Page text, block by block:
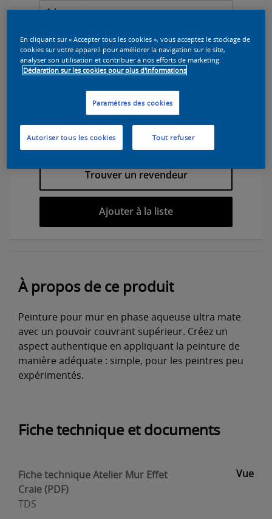
1 L
Sélectionnez une couleur pour cette
peinture
Trouver un revendeur
Ajouter à la liste
À propos de ce produit
Peinture pour mur en phase aqueuse ultra mate
avec un pouvoir couvrant supérieur. Créez un
aspect authentique en appliquant la peinture de
manière adéquate : simple, pour les peintres peu
expérimentés.
Fiche technique et documents
Fiche technique Atelier Mur Effet
Craie (PDF)
TDS
Vue
En cliquant sur « Accepter tous les cookies », vous acceptez le stockage de
cookies sur votre appareil pour améliorer la navigation sur le site,
analyser son utilisation et contribuer à nos efforts de marketing.
Déclaration sur les cookies pour plus d'informations
Paramètres des cookies
Tout refuser
Autoriser tous les cookies